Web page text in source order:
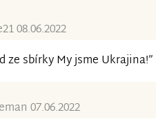
08.06.2022
ze sbírky My jsme Ukrajina!”
07.06.2022